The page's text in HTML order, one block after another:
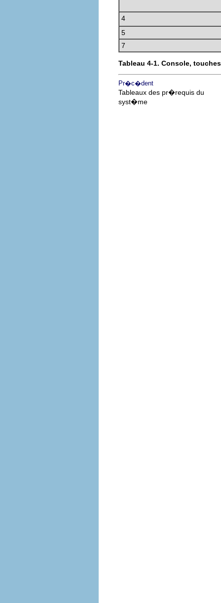
4
5
7
Tableau 4-1. Console,
Pr�c�dent
Tableaux des pr�requis du
syst�me